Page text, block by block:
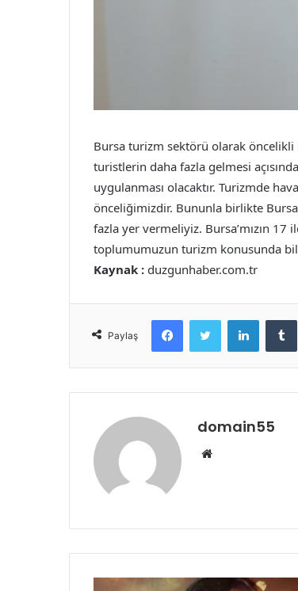
Bursa turizm sektörü olarak öncelikli
turistlerin daha fazla gelmesi
uygulanması olacaktır. Turizmde
önceliğimizdir. Bununla birlikte
fazla yer vermeliyiz. Bursa’mızın
toplumumuzun turizm konusunda
Kaynak : duzgunhaber.com.tr
Paylaş
FacebookTwitter LinkedIn
domain55
Web